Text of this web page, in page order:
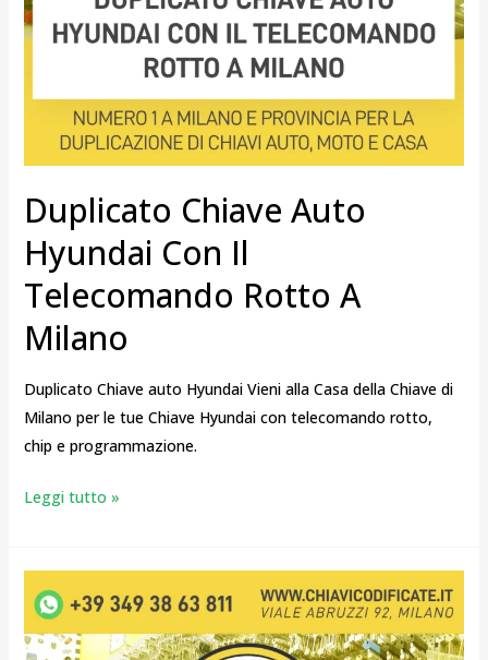
Duplicato Chiave Auto
Hyundai Con Il
Telecomando Rotto A
Milano
Duplicato Chiave auto Hyundai Vieni alla Casa della Chiave di
Milano per le tue Chiave Hyundai con telecomando rotto,
chip e programmazione.
Leggi tutto »
Chiavi
Keyless